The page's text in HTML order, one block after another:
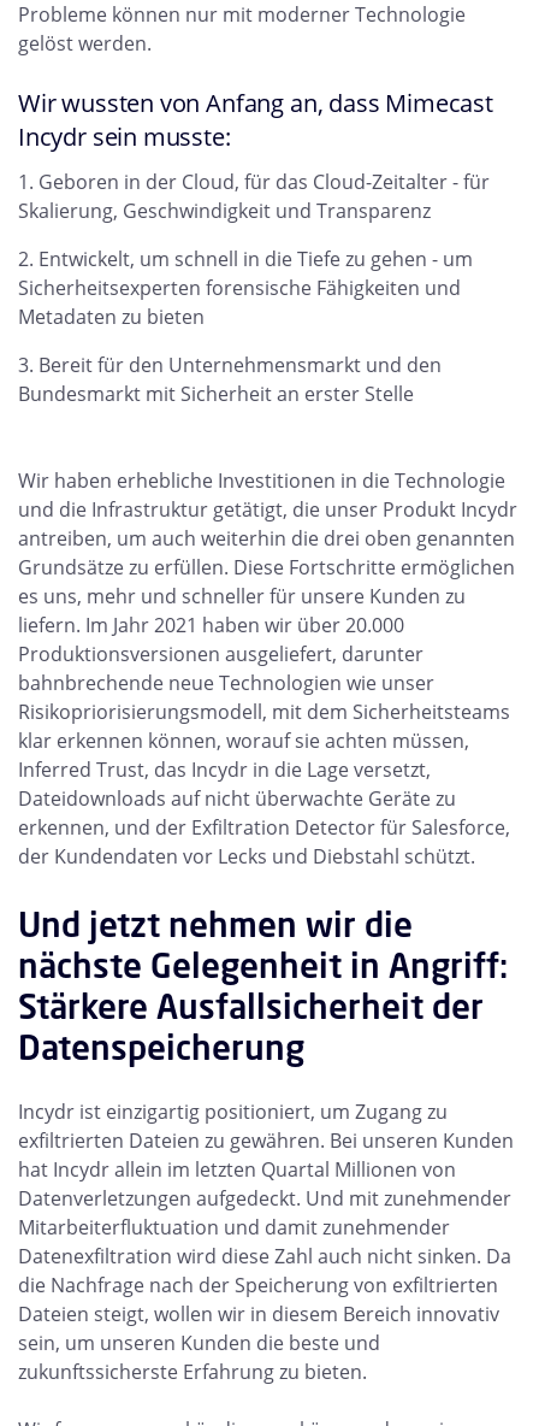
Probleme können nur mit moderner Technologie
gelöst werden.
Wir wussten von Anfang an, dass Mimecast
Incydr sein musste:
Geboren in der Cloud, für das Cloud-Zeitalter - für
Skalierung, Geschwindigkeit und Transparenz
Entwickelt, um schnell in die Tiefe zu gehen - um
Sicherheitsexperten forensische Fähigkeiten und
Metadaten zu bieten
Bereit für den Unternehmensmarkt und den
Bundesmarkt mit Sicherheit an erster Stelle
Wir haben erhebliche Investitionen in die Technologie
und die Infrastruktur getätigt, die unser Produkt Incydr
antreiben, um auch weiterhin die drei oben genannten
Grundsätze zu erfüllen. Diese Fortschritte ermöglichen
es uns, mehr und schneller für unsere Kunden zu
liefern. Im Jahr 2021 haben wir über 20.000
Produktionsversionen ausgeliefert, darunter
bahnbrechende neue Technologien wie unser
Risikopriorisierungsmodell, mit dem Sicherheitsteams
klar erkennen können, worauf sie achten müssen,
Inferred Trust, das Incydr in die Lage versetzt,
Dateidownloads auf nicht überwachte Geräte zu
erkennen, und der Exfiltration Detector für Salesforce,
der Kundendaten vor Lecks und Diebstahl schützt.
Und jetzt nehmen wir die
nächste Gelegenheit in Angriff:
Stärkere Ausfallsicherheit der
Datenspeicherung
Incydr ist einzigartig positioniert, um Zugang zu
exfiltrierten Dateien zu gewähren. Bei unseren Kunden
hat Incydr allein im letzten Quartal Millionen von
Datenverletzungen aufgedeckt. Und mit zunehmender
Mitarbeiterfluktuation und damit zunehmender
Datenexfiltration wird diese Zahl auch nicht sinken. Da
die Nachfrage nach der Speicherung von exfiltrierten
Dateien steigt, wollen wir in diesem Bereich innovativ
sein, um unseren Kunden die beste und
zukunftssicherste Erfahrung zu bieten.